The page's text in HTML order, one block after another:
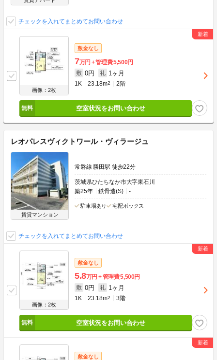
チェックを入れてまとめてお問い合わせ
画像：2枚
敷金なし
7万円 管理費5,500円
敷 0円 礼 1ヶ月
1K 23.18m2 2階
空室状況をお問い合わせ
レオパレスヴィクトワール・ヴィラージュ
賃貸マンション
常磐線 勝田駅 徒歩22分
茨城県ひたちなか市大字東石川
築25年
鉄骨造(S) -
駐車場あり 宅配ボックス
チェックを入れてまとめてお問い合わせ
画像：2枚
敷金なし
5.8万円 管理費5,500円
敷 0円 礼 1ヶ月
1K 23.18m2 3階
空室状況をお問い合わせ
敷金なし